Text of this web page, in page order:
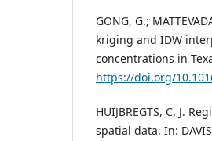
GONG, G.;
kriging and IDW
concentrations in
https://doi.org/
HUIJBREGTS, C. J.
spatial data. In: